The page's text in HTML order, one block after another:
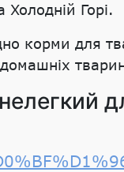
Холодній Горі.
корми для